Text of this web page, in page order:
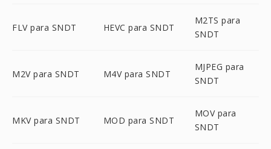
FLV para SNDT HEVC para SNDT
M2TS para
SNDT
M2V para SNDT M4V para SNDT
MJPEG para
SNDT
MKV para SNDT MOD para SNDT
MOV para
SNDT